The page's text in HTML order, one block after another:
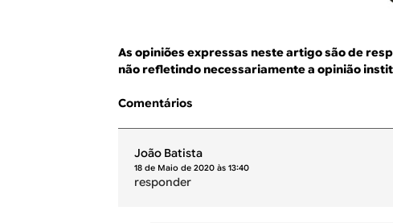
As opiniões expressas neste artigo são de
não refletindo necessariamente a opinião
Comentários
João Batista
18 de Maio de 2020 às 13:40
responder